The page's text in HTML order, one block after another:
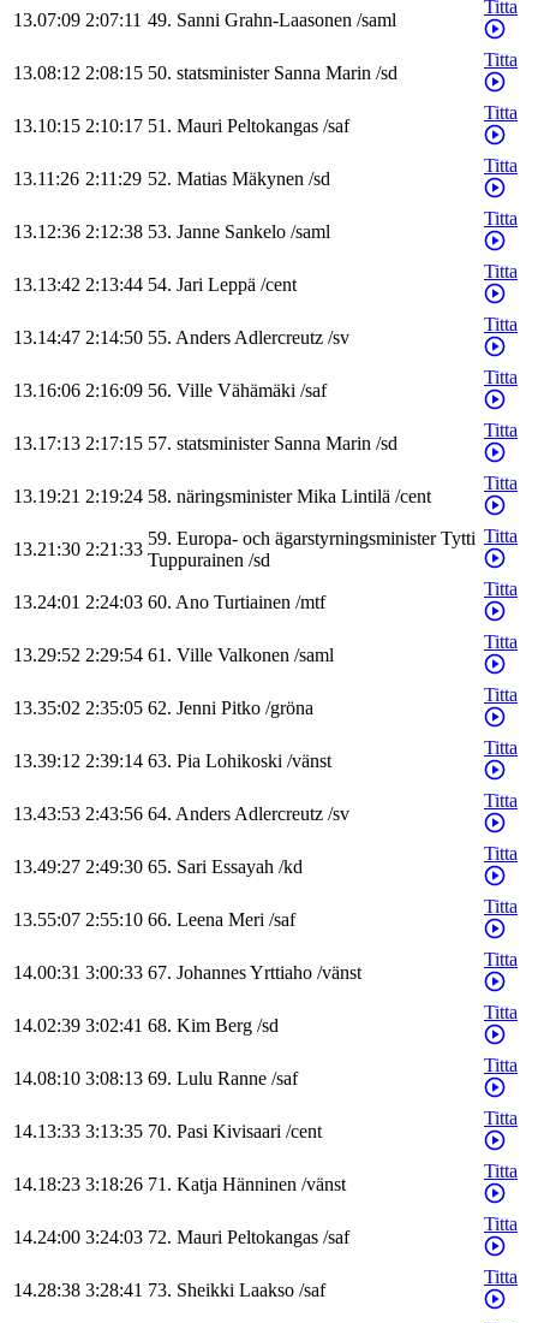
13.07:09 2:07:11 49. Sanni Grahn-Laasonen /saml
Titta
13.08:12 2:08:15 50. statsminister Sanna Marin /sd
Titta
13.10:15 2:10:17 51. Mauri Peltokangas /saf
Titta
13.11:26 2:11:29 52. Matias Mäkynen /sd
Titta
13.12:36 2:12:38 53. Janne Sankelo /saml
Titta
13.13:42 2:13:44 54. Jari Leppä /cent
Titta
13.14:47 2:14:50 55. AndersAdlercreutz /sv
Titta
13.16:06 2:16:09 56. Ville Vähämäki /saf
Titta
13.17:13 2:17:15 57. statsminister Sanna Marin /sd
Titta
13.19:21 2:19:24 58. näringsminister Mika Lintilä /cent
Titta
13.21:30 2:21:33
59. Europa- och ägarstyrningsminister Tytti
Tuppurainen /sd
Titta
13.24:01 2:24:03 60. Ano Turtiainen /mtf
Titta
13.29:52 2:29:54 61. Ville Valkonen /saml
Titta
13.35:02 2:35:05 62. Jenni Pitko /gröna
Titta
13.39:12 2:39:14 63. Pia Lohikoski /vänst
Titta
13.43:53 2:43:56 64. AndersAdlercreutz /sv
Titta
13.49:27 2:49:30 65. Sari Essayah /kd
Titta
13.55:07 2:55:10 66. Leena Meri /saf
Titta
14.00:31 3:00:33 67. JohannesYrttiaho /vänst
Titta
14.02:39 3:02:41 68. Kim Berg /sd
Titta
14.08:10 3:08:13 69. Lulu Ranne /saf
Titta
14.13:33 3:13:35 70. Pasi Kivisaari /cent
Titta
14.18:23 3:18:26 71. Katja Hänninen /vänst
Titta
14.24:00 3:24:03 72. Mauri Peltokangas /saf
Titta
14.28:38 3:28:41 73. Sheikki Laakso /saf
Titta